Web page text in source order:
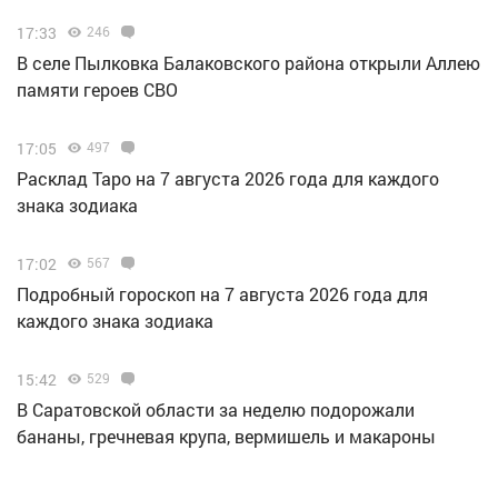
17:33 246
В селе Пылковка Балаковского района открыли Аллею
памяти героев СВО
17:05 497
Расклад Таро на 7 августа 2026 года для каждого
знака зодиака
17:02 567
Подробный гороскоп на 7 августа 2026 года для
каждого знака зодиака
15:42 529
В Саратовской области за неделю подорожали
бананы, гречневая крупа, вермишель и макароны